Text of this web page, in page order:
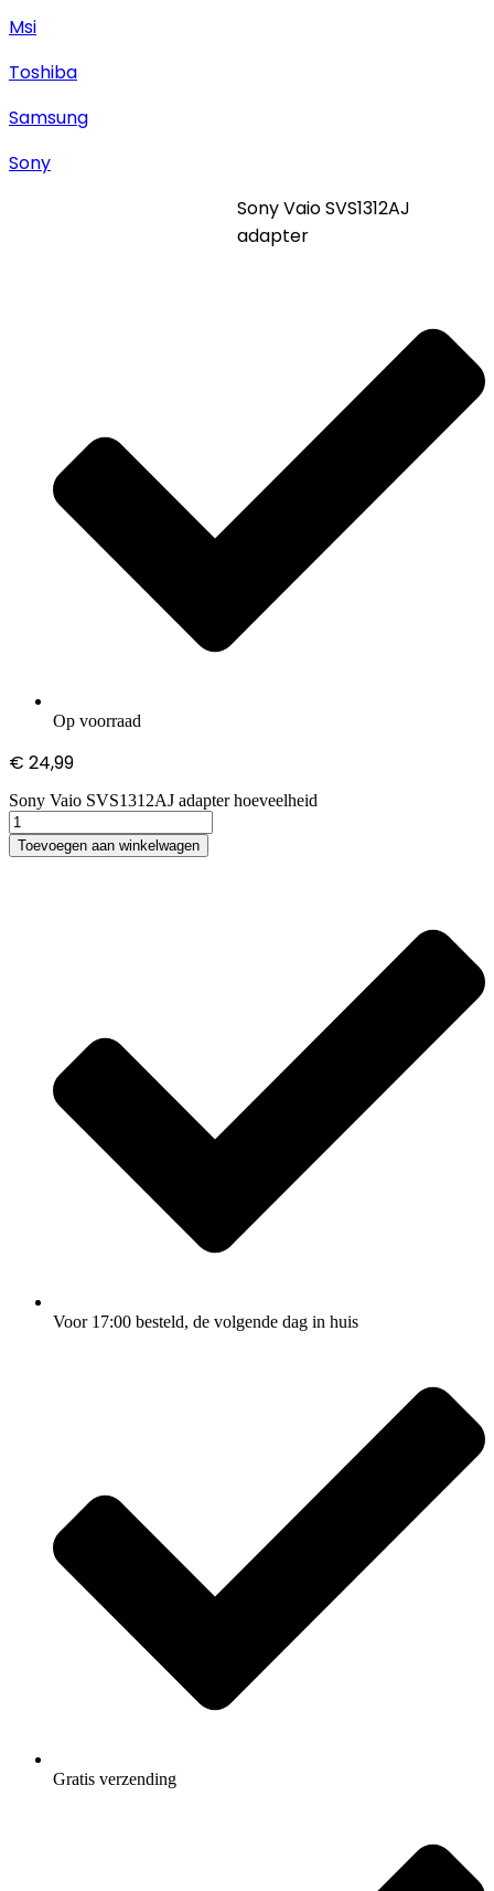
Msi
Toshiba
Samsung
Sony
Sony Vaio SVS1312AJ
adapter
Op voorraad
€ 24,99
Sony Vaio SVS1312AJ adapter hoeveelheid
Toevoegen aan winkelwagen
Voor 17:00 besteld, de volgende dag in huis
Gratis verzending